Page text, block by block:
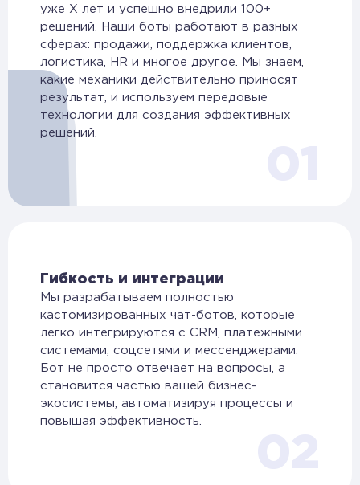
уже X лет и успешно внедрили 100+
решений. Наши боты работают в разных
сферах: продажи, поддержка клиентов,
логистика, HR и многое другое. Мы знаем,
какие механики действительно приносят
результат, и используем передовые
технологии для создания эффективных
решений.
Гибкость и интеграции
Мы разрабатываем полностью
кастомизированных чат-ботов, которые
легко интегрируются с CRM, платежными
системами, соцсетями и мессенджерами.
Бот не просто отвечает на вопросы, а
становится частью вашей бизнес-
экосистемы, автоматизируя процессы и
повышая эффективность.